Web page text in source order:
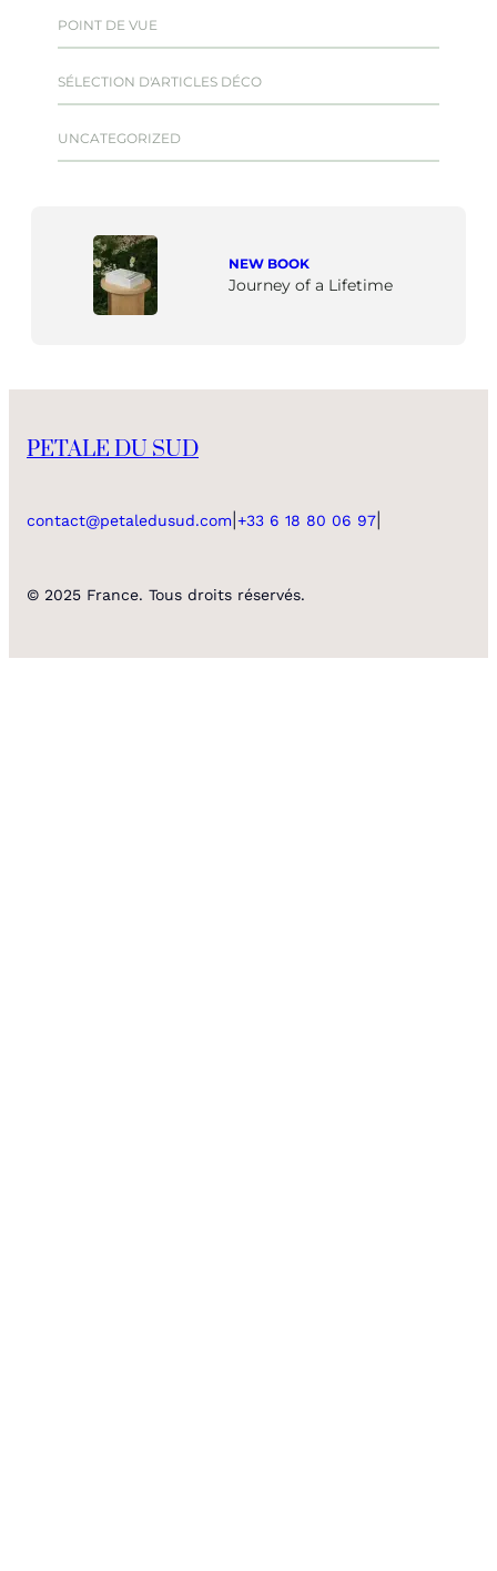
POINT DE VUE
SÉLECTION D'ARTICLES DÉCO
UNCATEGORIZED
NEW BOOK
Journey of a Lifetime
PETALE DU SUD
contact@petaledusud.com +33 6 18 80 06 97
© 2025 France. Tous droits réservés.